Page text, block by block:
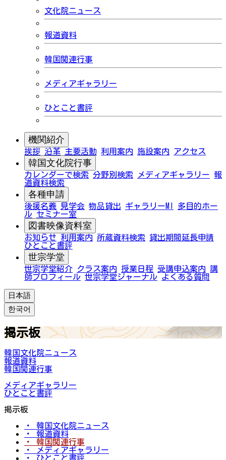
文化院ニュース
報道資料
韓国関連行事
メディアギャラリー
ひとこと書評
機関紹介
挨拶 沿革 主要活動 利用案内 施設案内 アクセス
韓国文化院行事
カレンダーで検索 分野別検索 メディアギャラリー 報
道資料検索
各種申請
後援名義 見学会 物品貸出 ギャラリーMI
多目的ホー
ル セミナー室
図書映像資料室
お知らせ 利用案内 所蔵資料検索
貸出期間延長申請
ひとこと書評
世宗学堂
世宗学堂紹介 クラス案内 授業日程 受講申込案内 講
師プロフィール 世宗学堂ジャーナル よくある質問
日本語
한국어
掲示板
韓国文化院ニュース
報道資料
韓国関連行事
メディアギャラリー
ひとこと書評
掲示板
・ 韓国文化院ニュース
・ 報道資料
・ 韓国関連行事
・ メディアギャラリー
・ ひとこと書評